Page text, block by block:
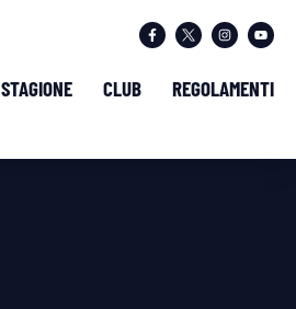
STAGIONE CLUB REGOLAMENTI